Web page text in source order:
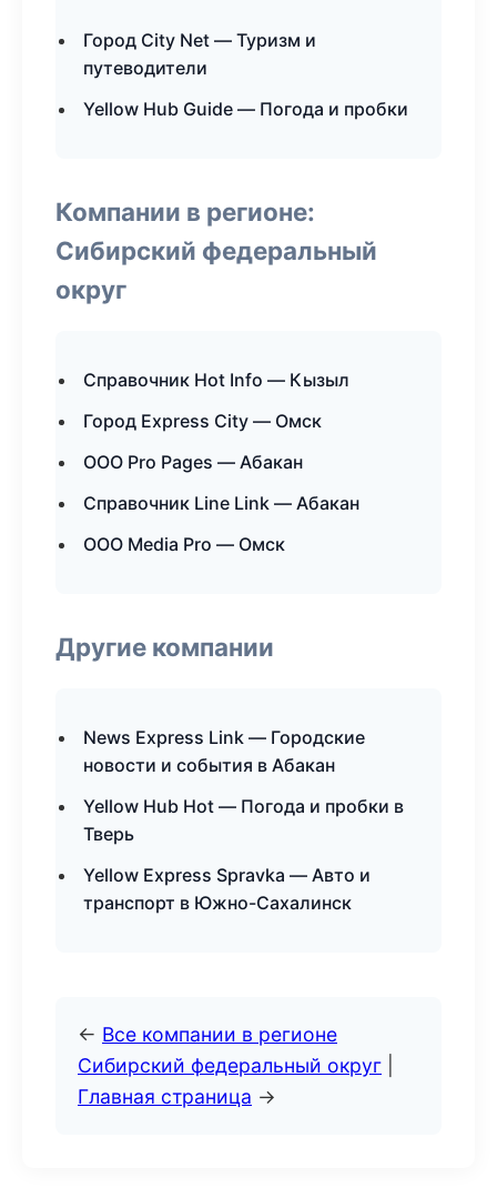
Город City Net — Туризм и
путеводители
Yellow Hub Guide — Погода и пробки
Компании в регионе:
Сибирский федеральный
округ
Справочник Hot Info — Кызыл
Город Express City — Омск
ООО Pro Pages — Абакан
Справочник Line Link — Абакан
ООО Media Pro — Омск
Другие компании
News Express Link — Городские
новости и события в Абакан
Yellow Hub Hot — Погода и пробки в
Тверь
Yellow Express Spravka — Авто и
транспорт в Южно-Сахалинск
← Все компании в регионе
Сибирский федеральный округ
Главная страница →